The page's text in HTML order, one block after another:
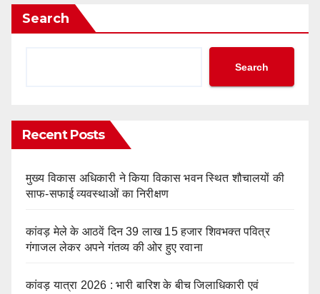
Search
Search
Recent Posts
मुख्य विकास अधिकारी ने किया विकास भवन स्थित शौचालयों की
साफ-सफाई व्यवस्थाओं का निरीक्षण
कांवड़ मेले के आठवें दिन 39 लाख 15 हजार शिवभक्त पवित्र
गंगाजल लेकर अपने गंतव्य की ओर हुए रवाना
कांवड़ यात्रा 2026 : भारी बारिश के बीच जिलाधिकारी एवं